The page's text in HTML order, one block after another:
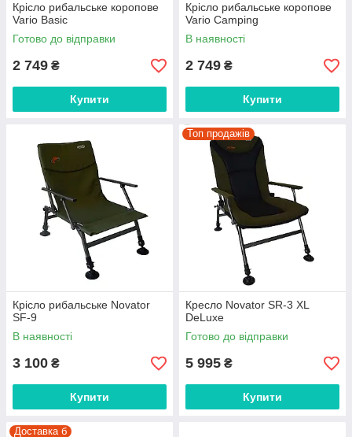
Крісло рибальське коропове
Vario Basic
Готово до відправки
2 749 ₴
Купити
Крісло рибальське коропове
Vario Camping
В наявності
2 749 ₴
Купити
Крісло рибальське Novator
SF-9
В наявності
3 100 ₴
Купити
Топ продажів
Кресло Novator SR-3 XL
DeLuxe
Готово до відправки
5 995 ₴
Купити
Доставка б